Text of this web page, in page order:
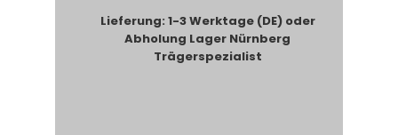
Lieferung: 1-3 Werktage (DE) oder
Abholung Lager Nürnberg
Trägerspezialist